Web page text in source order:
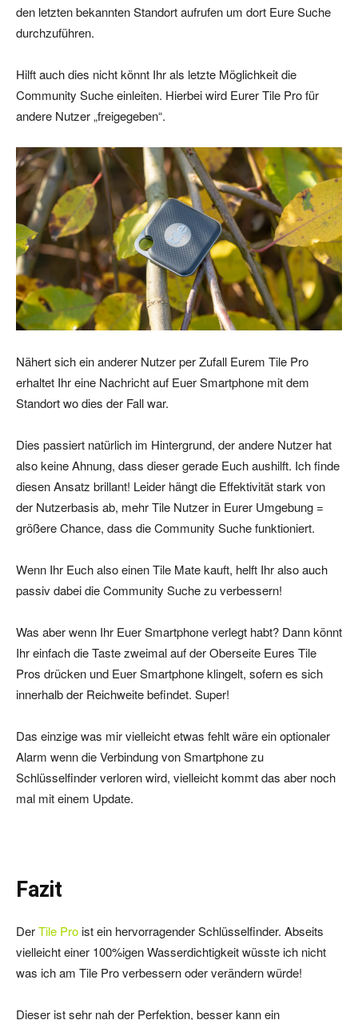
den letzten bekannten Standort aufrufen um dort Eure Suche
durchzuführen.
Hilft auch dies nicht könnt Ihr als letzte Möglichkeit die
Community Suche einleiten. Hierbei wird Eurer Tile Pro für
andere Nutzer „freigegeben“.
Nähert sich ein anderer Nutzer per Zufall Eurem Tile Pro
erhaltet Ihr eine Nachricht auf Euer Smartphone mit dem
Standort wo dies der Fall war.
Dies passiert natürlich im Hintergrund, der andere Nutzer hat
also keine Ahnung, dass dieser gerade Euch aushilft. Ich finde
diesen Ansatz brillant! Leider hängt die Effektivität stark von
der Nutzerbasis ab, mehr Tile Nutzer in Eurer Umgebung =
größere Chance, dass die Community Suche funktioniert.
Wenn Ihr Euch also einen Tile Mate kauft, helft Ihr also auch
passiv dabei die Community Suche zu verbessern!
Was aber wenn Ihr Euer Smartphone verlegt habt? Dann könnt
Ihr einfach die Taste zweimal auf der Oberseite Eures Tile
Pros drücken und Euer Smartphone klingelt, sofern es sich
innerhalb der Reichweite befindet. Super!
Das einzige was mir vielleicht etwas fehlt wäre ein optionaler
Alarm wenn die Verbindung von Smartphone zu
Schlüsselfinder verloren wird, vielleicht kommt das aber noch
mal mit einem Update.
Fazit
DerTile Proist ein hervorragender Schlüsselfinder. Abseits
vielleicht einer 100%igen Wasserdichtigkeit wüsste ich nicht
was ich am Tile Pro verbessern oder verändern würde!
Dieser ist sehr nah der Perfektion, besser kann ein